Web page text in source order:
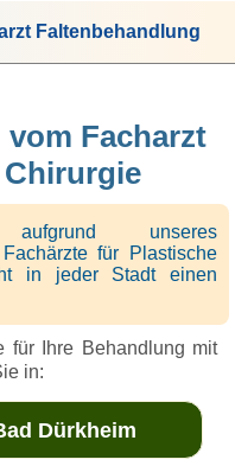
Faltenbehandlung
Facharzt
unseres
für Plastische
in jeder Stadt einen
für Ihre Behandlung mit
in:
Dürkheim